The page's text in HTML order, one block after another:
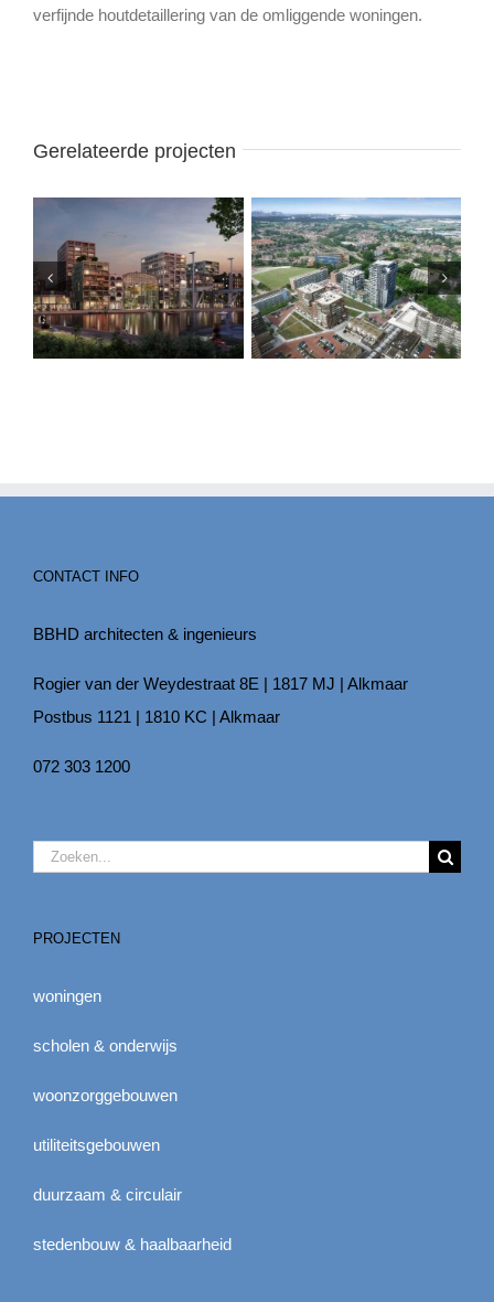
verfijnde houtdetaillering van de omliggende woningen.
Gerelateerde projecten
CONTACT INFO
BBHD architecten & ingenieurs
Rogier van der Weydestraat 8E | 1817 MJ | Alkmaar
Postbus 1121 | 1810 KC | Alkmaar
072 303 1200
Zoeken
PROJECTEN
woningen
scholen & onderwijs
woonzorggebouwen
utiliteitsgebouwen
duurzaam & circulair
stedenbouw & haalbaarheid